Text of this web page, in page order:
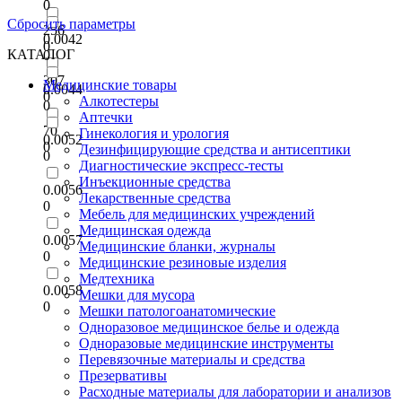
256
0
307
0
70
0
0
0.0042
0
0.0044
0
0.0052
0
0.0056
0
0.0057
0
0.0058
0
Сбросить параметры
КАТАЛОГ
Медицинские товары
Алкотестеры
Аптечки
Гинекология и урология
Дезинфицирующие средства и антисептики
Диагностические экспресс-тесты
Инъекционные средства
Лекарственные средства
Мебель для медицинских учреждений
Медицинская одежда
Медицинские бланки, журналы
Медицинские резиновые изделия
Медтехника
Мешки для мусора
Мешки патологоанатомические
Одноразовое медицинское белье и одежда
Одноразовые медицинские инструменты
Перевязочные материалы и средства
Презервативы
Расходные материалы для лаборатории и анализов